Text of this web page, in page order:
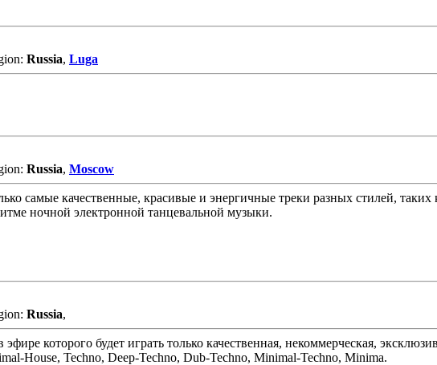
Russia, Luga
Russia, Moscow
самые качественные, красивые и энергичные треки разных стилей, таких
ночной электронной танцевальной музыки.
Russia,
эфире которого будет играть только качественная, некоммерческая,
House, Techno, Deep-Techno, Dub-Techno, Minimal-Techno, Minima.